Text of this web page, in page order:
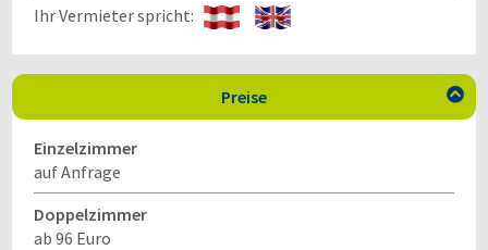
Ihr Vermieter spricht:
Preise 
Einzelzimmer
auf Anfrage
Doppelzimmer
ab 96 Euro